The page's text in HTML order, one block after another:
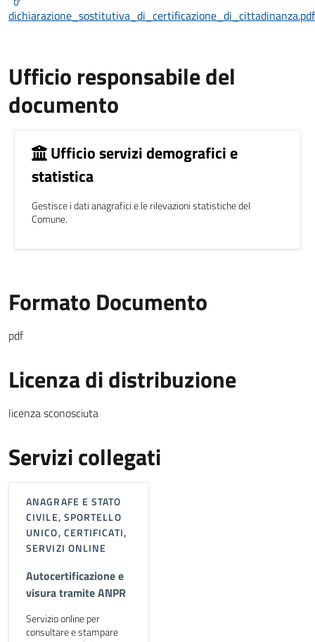
dichiarazione_sostitutiva_di_certificazione_di_cittadinanza.pdf
Ufficio responsabile del
documento
Ufficio servizi demografici e
statistica
Gestisce i dati anagrafici e le rilevazioni statistiche del
Comune.
Formato Documento
pdf
Licenza di distribuzione
licenza sconosciuta
Servizi collegati
ANAGRAFE E STATO
CIVILE, SPORTELLO
UNICO, CERTIFICATI,
SERVIZI ONLINE
Autocertificazione e
visura tramite ANPR
Servizio online per
consultare e stampare